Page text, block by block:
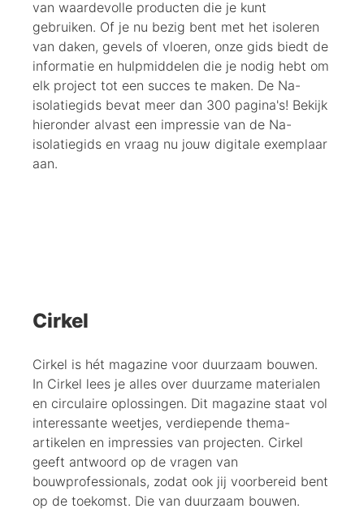
van waardevolle producten die je kunt
gebruiken. Of je nu bezig bent met het isoleren
van daken, gevels of vloeren, onze gids biedt de
informatie en hulpmiddelen die je nodig hebt om
elk project tot een succes te maken. De Na-
isolatiegids bevat meer dan 300 pagina's! Bekijk
hieronder alvast een impressie van de Na-
isolatiegids en vraag nu jouw digitale exemplaar
aan.
Cirkel
Cirkel is hét magazine voor duurzaam bouwen.
In Cirkel lees je alles over duurzame materialen
en circulaire oplossingen. Dit magazine staat vol
interessante weetjes, verdiepende thema-
artikelen en impressies van projecten. Cirkel
geeft antwoord op de vragen van
bouwprofessionals, zodat ook jij voorbereid bent
op de toekomst. Die van duurzaam bouwen.